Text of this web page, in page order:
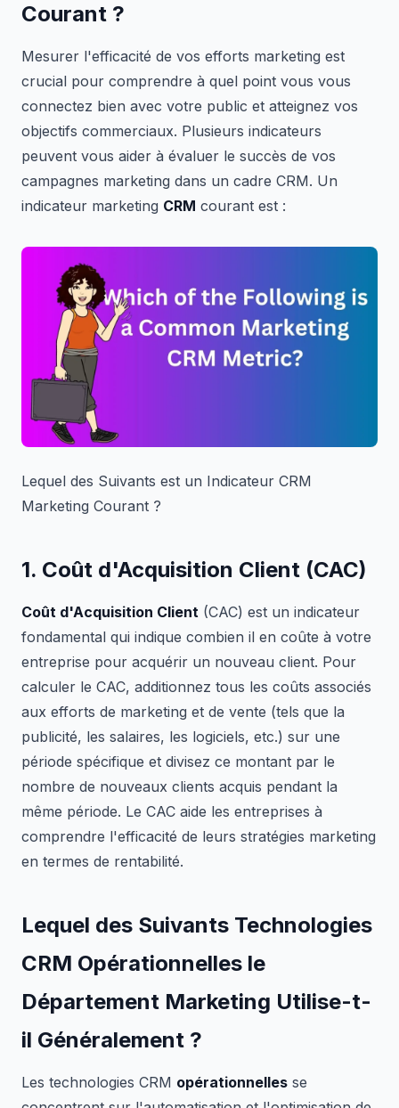
Courant ?
Mesurer l'efficacité de vos efforts marketing est
crucial pour comprendre à quel point vous vous
connectez bien avec votre public et atteignez vos
objectifs commerciaux. Plusieurs indicateurs
peuvent vous aider à évaluer le succès de vos
campagnes marketing dans un cadre CRM. Un
indicateur marketing CRM courant est :
Lequel des Suivants est un Indicateur CRM
Marketing Courant ?
1. Coût d'Acquisition Client (CAC)
Coût d'Acquisition Client (CAC) est un indicateur
fondamental qui indique combien il en coûte à votre
entreprise pour acquérir un nouveau client. Pour
calculer le CAC, additionnez tous les coûts associés
aux efforts de marketing et de vente (tels que la
publicité, les salaires, les logiciels, etc.) sur une
période spécifique et divisez ce montant par le
nombre de nouveaux clients acquis pendant la
même période. Le CAC aide les entreprises à
comprendre l'efficacité de leurs stratégies marketing
en termes de rentabilité.
Lequel des Suivants Technologies
CRM Opérationnelles le
Département Marketing Utilise-t-
il Généralement ?
Les technologies CRM opérationnelles se